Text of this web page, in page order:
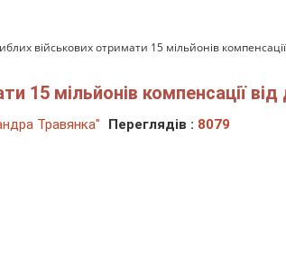
військових отримати 15 мільйонів
15 мільйонів компенсації
Травянка" Переглядів : 8079